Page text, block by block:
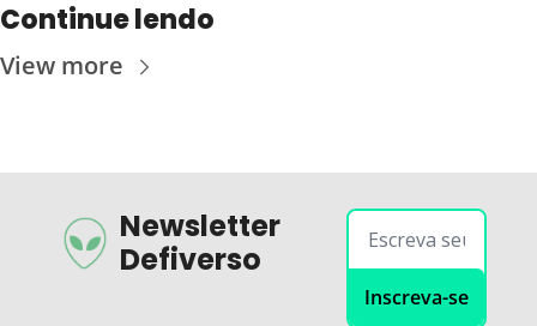
Continue lendo
View more
Newsletter
Defiverso
Inscreva-se